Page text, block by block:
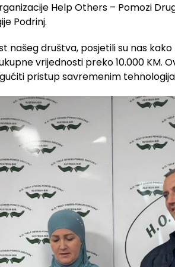
Help Others – Pomozi
Podrinj.
našeg društva, posjetili su nas
vrijednosti preko 10.000 KM.
pristup savremenim